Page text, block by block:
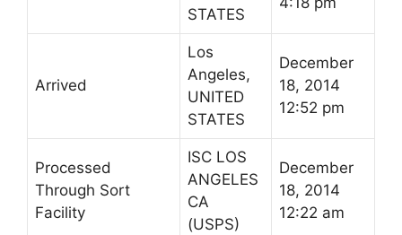
STATES
Arrived
Los
Angeles,
UNITED
STATES
December
18, 2014
12:52 pm
Processed
Through Sort
Facility
ISC LOS
ANGELES
CA
(USPS)
December
18, 2014
12:22 am